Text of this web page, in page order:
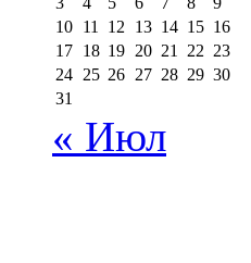
10 11 12 13 14 15 16
17 18 19 20 21 22 23
24 25 26 27 28 29 30
31
« Июл